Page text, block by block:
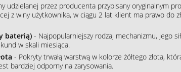
udzielanej przez producenta przypisany oryginalnym
z winy użytkownika, w ciągu 2 lat klient ma prawo do
baterią)- Najpopularniejszy rodzaj mechanizmu, jego
w skali miesiąca.
- Pokryty trwałą warstwą w kolorze żółtego złota,
bardziej odporny na zarysowania.